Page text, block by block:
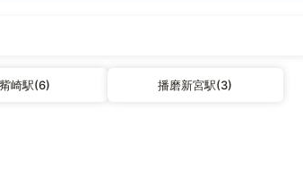
崎駅(6) 播磨新宮駅(3)